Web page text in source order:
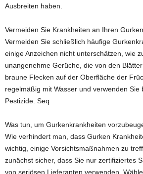
Ausbreiten haben.
Vermeiden Sie Krankheiten an Ihren Gurken
Vermeiden Sie schließlich häufige
einige Anzeichen nicht unterschätzen, wie
unangenehme Gerüche, die von den
braune Flecken auf der Oberfläche der
regelmäßig mit Wasser und verwenden Sie
Pestizide. Seq
Was tun, um Gurkenkrankheiten
Wie verhindert man, dass Gurken
wichtig, einige Vorsichtsmaßnahmen zu
zunächst sicher, dass Sie nur zertifiziertes
von seriösen Lieferanten verwenden.